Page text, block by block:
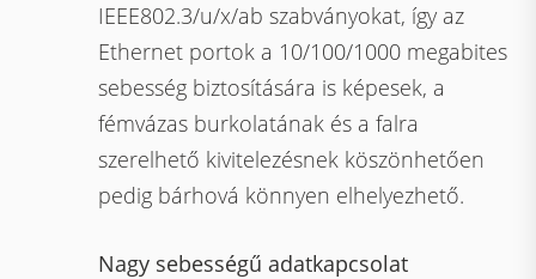
IEEE802.3/u/x/ab szabványokat, így az
Ethernet portok a 10/100/1000 megabites
sebesség biztosítására is képesek, a
fémvázas burkolatának és a falra
szerelhető kivitelezésnek köszönhetően
pedig bárhová könnyen elhelyezhető.
Nagy sebességű adatkapcsolat